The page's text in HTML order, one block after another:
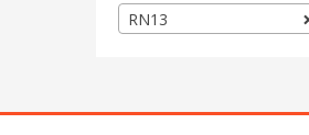
RN13